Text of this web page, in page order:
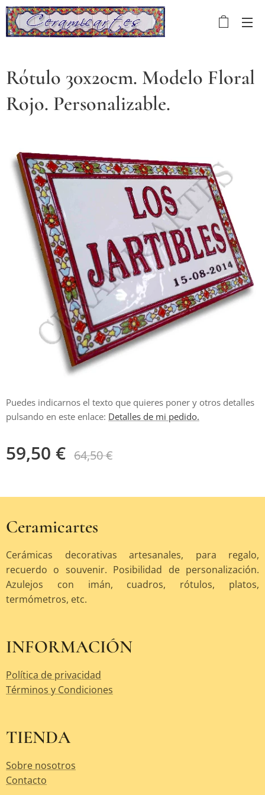
Rótulo 30x20cm. Modelo Floral
Rojo. Personalizable.
Puedes indicarnos el texto que quieres poner y otros detalles
pulsando en este enlace: Detalles de mi pedido.
59,50 € 64,50€
Ceramicartes
Cerámicas decorativas artesanales, para regalo,
recuerdo o souvenir. Posibilidad de personalización.
Azulejos con imán, cuadros, rótulos, platos,
termómetros, etc.
INFORMACIÓN
Política de privacidad
Términos y Condiciones
TIENDA
Sobre nosotros
Contacto